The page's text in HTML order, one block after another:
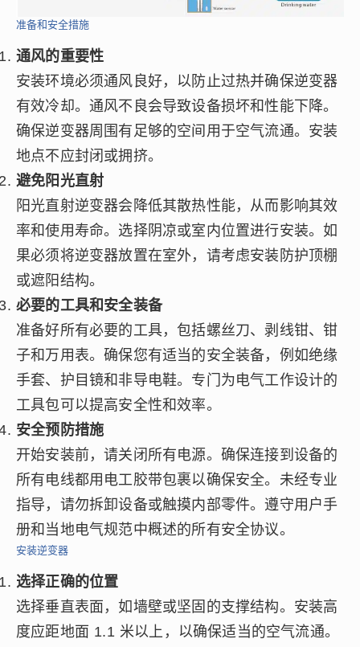
准备和安全措施
通风的重要性
安装环境必须通风良好，以防止过热并确保逆变器
有效冷却。通风不良会导致设备损坏和性能下降。
确保逆变器周围有足够的空间用于空气流通。安装
地点不应封闭或拥挤。
避免阳光直射
阳光直射逆变器会降低其散热性能，从而影响其效
率和使用寿命。选择阴凉或室内位置进行安装。如
果必须将逆变器放置在室外，请考虑安装防护顶棚
或遮阳结构。
必要的工具和安全装备
准备好所有必要的工具，包括螺丝刀、剥线钳、钳
子和万用表。确保您有适当的安全装备，例如绝缘
手套、护目镜和非导电鞋。专门为电气工作设计的
工具包可以提高安全性和效率。
安全预防措施
开始安装前，请关闭所有电源。确保连接到设备的
所有电线都用电工胶带包裹以确保安全。未经专业
指导，请勿拆卸设备或触摸内部零件。遵守用户手
册和当地电气规范中概述的所有安全协议。
安装逆变器
选择正确的位置
选择垂直表面，如墙壁或坚固的支撑结构。安装高
度应距地面 1.1 米以上，以确保适当的空气流通。